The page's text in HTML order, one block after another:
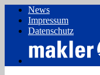
News
Impressum
Datenschutz